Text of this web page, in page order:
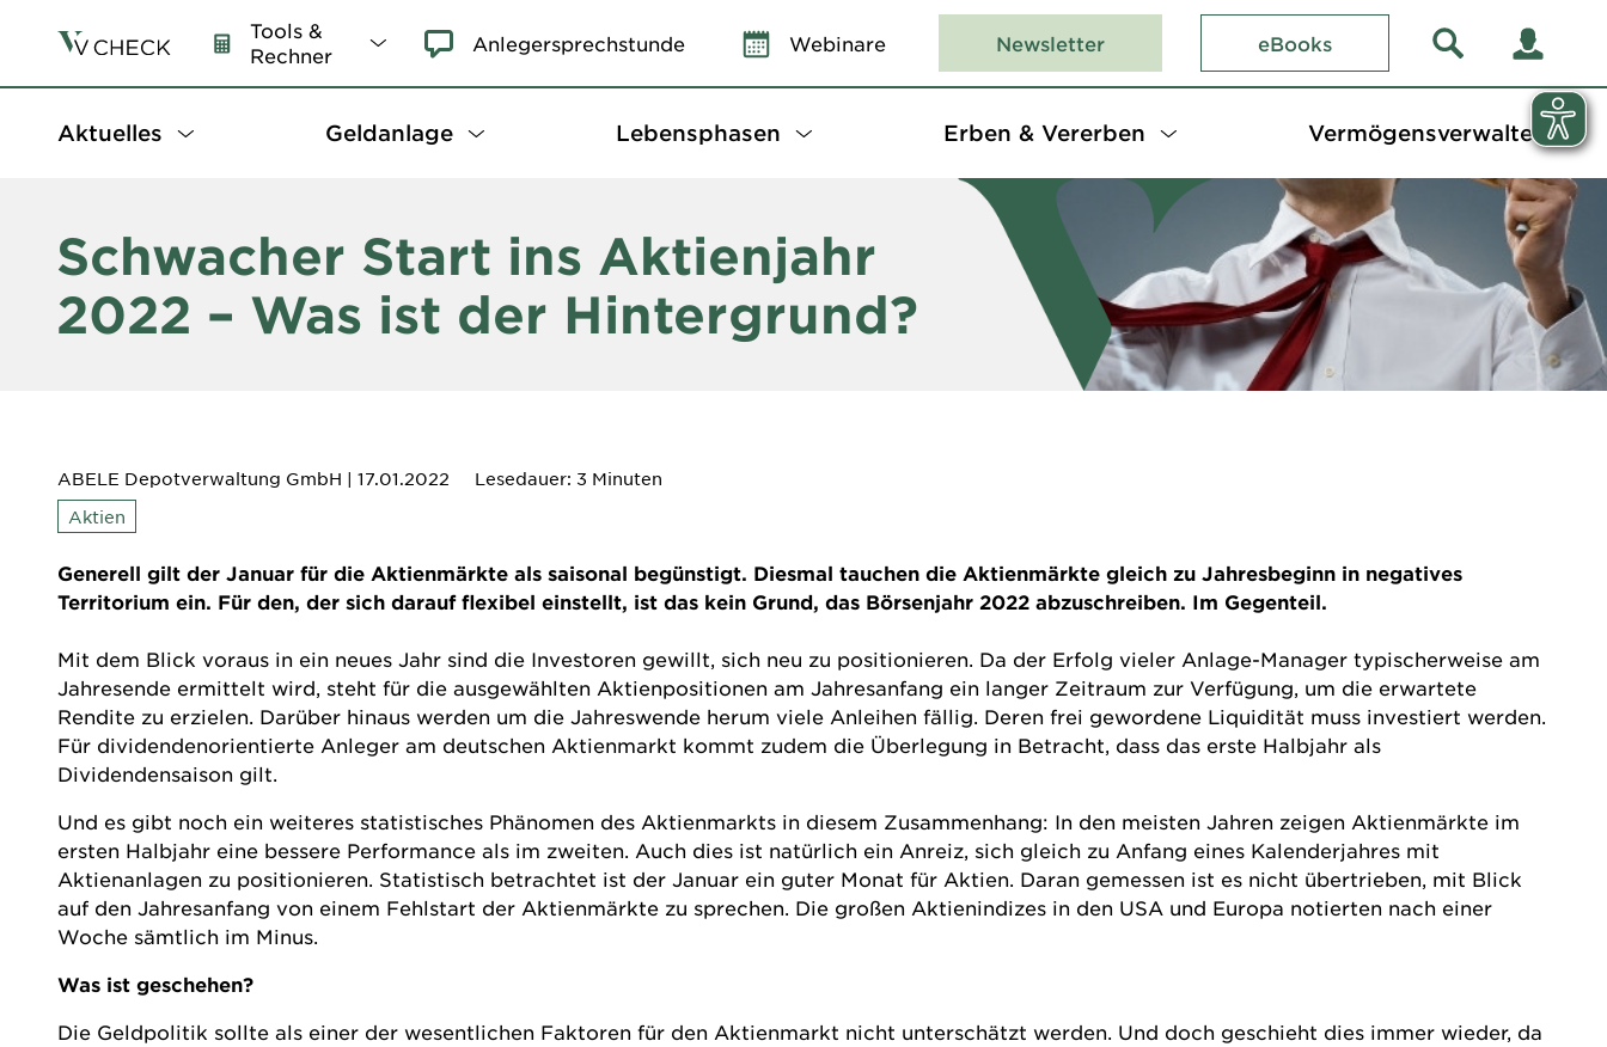
Tools &
Rechner
Anlegersprechstunde Webinare Newsletter eBooks
Aktuelles Geldanlage Lebensphasen Erben & Vererben Vermögensverwalter
Schwacher Start ins Aktienjahr
2022 – Was ist der Hintergrund?
ABELE Depotverwaltung GmbH | 17.01.2022
Lesedauer: 3 Minuten
Aktien
Generell gilt der Januar für die Aktienmärkte als saisonal begünstigt. Diesmal tauchen die Aktienmärkte gleich zu Jahresbeginn in negatives
Territorium ein. Für den, der sich darauf flexibel einstellt, ist das kein Grund, das Börsenjahr 2022 abzuschreiben. Im Gegenteil.
Mit dem Blick voraus in ein neues Jahr sind die Investoren gewillt, sich neu zu positionieren. Da der Erfolg vieler Anlage-Manager typischerweise am
Jahresende ermittelt wird, steht für die ausgewählten Aktienpositionen am Jahresanfang ein langer Zeitraum zur Verfügung, um die erwartete
Rendite zu erzielen. Darüber hinaus werden um die Jahreswende herum viele Anleihen fällig. Deren frei gewordene Liquidität muss investiert werden.
Für dividendenorientierte Anleger am deutschen Aktienmarkt kommt zudem die Überlegung in Betracht, dass das erste Halbjahr als
Dividendensaison gilt.
Und es gibt noch ein weiteres statistisches Phänomen des Aktienmarkts in diesem Zusammenhang: In den meisten Jahren zeigen Aktienmärkte im
ersten Halbjahr eine bessere Performance als im zweiten. Auch dies ist natürlich ein Anreiz, sich gleich zu Anfang eines Kalenderjahres mit
Aktienanlagen zu positionieren. Statistisch betrachtet ist der Januar ein guter Monat für Aktien. Daran gemessen ist es nicht übertrieben, mit Blick
auf den Jahresanfang von einem Fehlstart der Aktienmärkte zu sprechen. Die großen Aktienindizes in den USA und Europa notierten nach einer
Woche sämtlich im Minus.
Was ist geschehen?
Die Geldpolitik sollte als einer der wesentlichen Faktoren für den Aktienmarkt nicht unterschätzt werden. Und doch geschieht dies immer wieder, da